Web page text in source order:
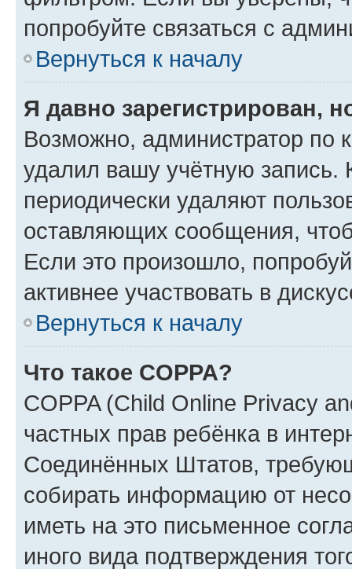
попробуйте связаться с
Вернуться к началу
Я давно зарегистрирован,
Возможно, администратор по
удалил вашу учётную запись.
периодически удаляют
оставляющих сообщения,
Если это произошло,
активнее участвовать в
Вернуться к началу
Что такое COPPA?
COPPA (Child Online Privacy
частных прав ребёнка в
Соединённых Штатов,
собирать информацию от
иметь на это письменное
иного вида подтверждения